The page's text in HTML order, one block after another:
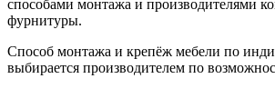
способами монтажа и производителями
фурнитуры.
Способ монтажа и крепёж мебели по
выбирается производителем по